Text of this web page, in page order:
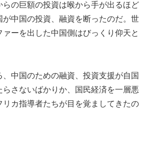
らの巨額の投資は喉から手が出るほど
が中国の投資、融資を断ったのだ。世
ーを出した中国側はびっくり仰天と
中国のための融資、投資支援が自国
さないばかりか、国民経済を一層悪
リカ指導者たちが目を覚ましてきたの